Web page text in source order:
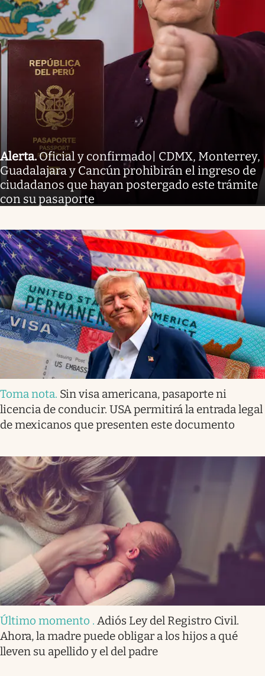
Alerta.Oficial y confirmado| CDMX, Monterrey,
Guadalajara y Cancún prohibirán el ingreso de
ciudadanos que hayan postergado este trámite
con su pasaporte
Toma nota. Sin visa americana, pasaporte ni
licencia de conducir. USA permitirá la entrada legal
de mexicanos que presenten este documento
Último momento . Adiós Ley del Registro Civil.
Ahora, la madre puede obligar a los hijos a qué
lleven su apellido y el del padre